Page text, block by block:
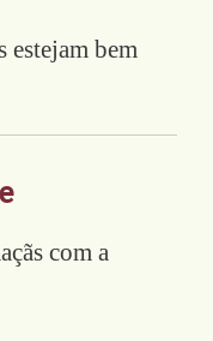
estejam bem
com a